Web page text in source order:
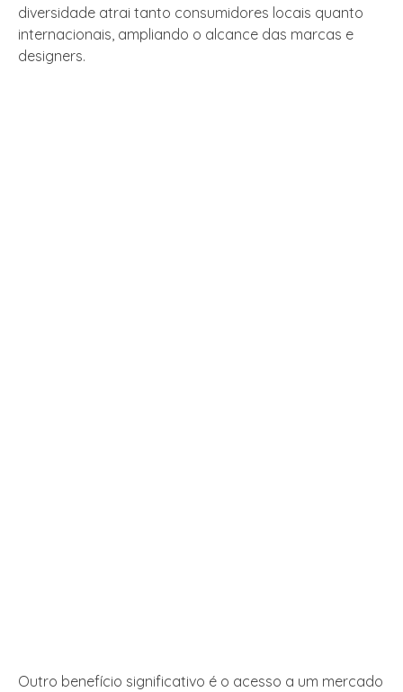
diversidade atrai tanto consumidores locais quanto
internacionais, ampliando o alcance das marcas e
designers.
Outro benefício significativo é o acesso a um mercado